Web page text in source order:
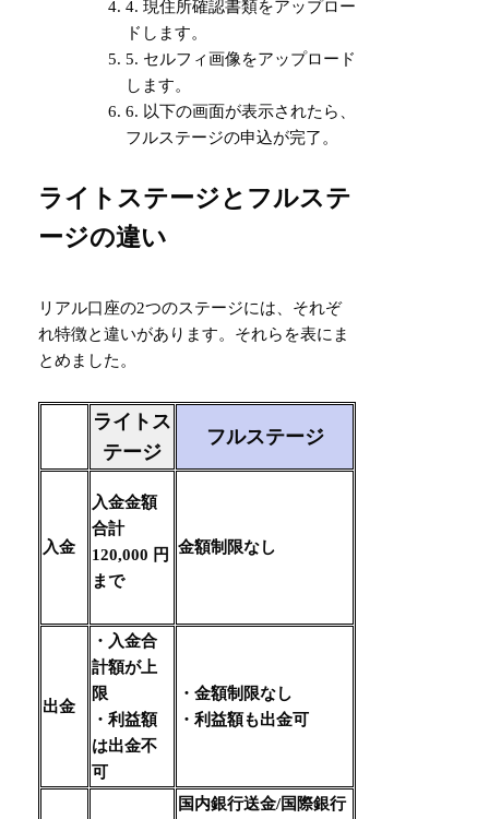
4. 現住所確認書類をアップロー
ドします。
5. セルフィ画像をアップロード
します。
6. 以下の画面が表示されたら、
フルステージの申込が完了。
ライトステージとフルステ
ージの違い
リアル口座の2つのステージには、それぞ
れ特徴と違いがあります。それらを表にま
とめました。
ライトス
テージ
フルステージ
入金
入金金額
合計
120,000 円
まで
金額制限なし
出金
・入金合
計額が上
限
・利益額
は出金不
可
・金額制限なし
・利益額も出金可
国内銀行送金/国際銀行